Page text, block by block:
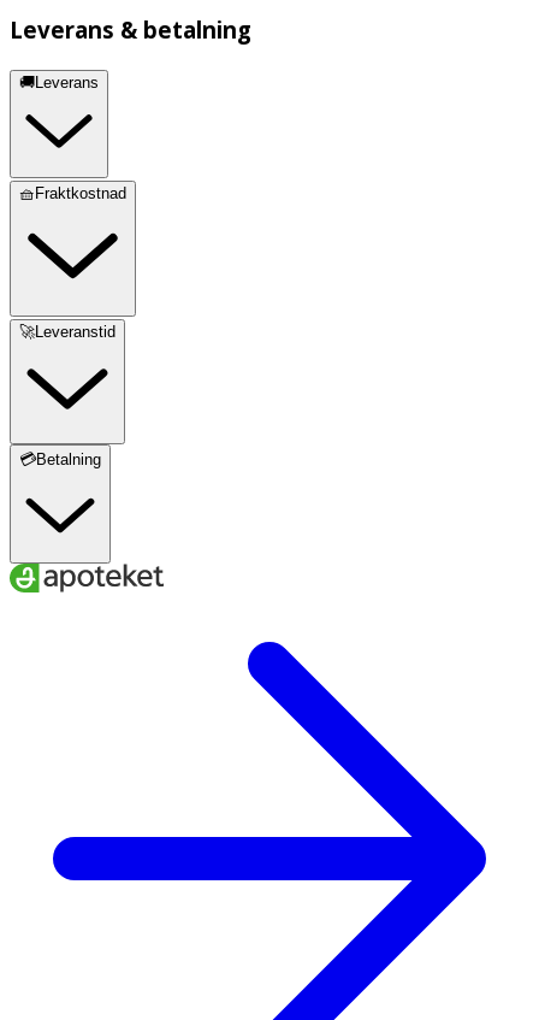
Leverans & betalning
🚚Leverans
🧺Fraktkostnad
🚀Leveranstid
💳Betalning